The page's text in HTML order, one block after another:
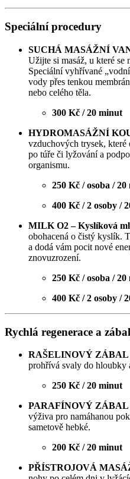
Speciální procedury
SUCHÁ MASÁŽNÍ
Užijte si masáž, u které se
Speciální vyhřívané
vody přes tenkou
nebo celého těla.
300 Kč / 20 minut
HYDROMASÁŽNÍ
vzduchových trysek,
po túře či lyžování a
organismu.
250 Kč / osoba /
400 Kč / 2 osoby /
MILK O2 – Kyslíková
obohacená o čistý kyslík.
a dodá vám pocit nové
znovuzrození.
250 Kč / osoba /
400 Kč / 2 osoby /
Rychlá regenerace a
RAŠELINOVÝ ZÁBAL
prohřívá svaly do hloubky
250 Kč / 20 minut
PARAFÍNOVÝ ZÁBAL
výživa pro namáhanou
sametově hebké.
200 Kč / 20 minut
PŘÍSTROJOVÁ